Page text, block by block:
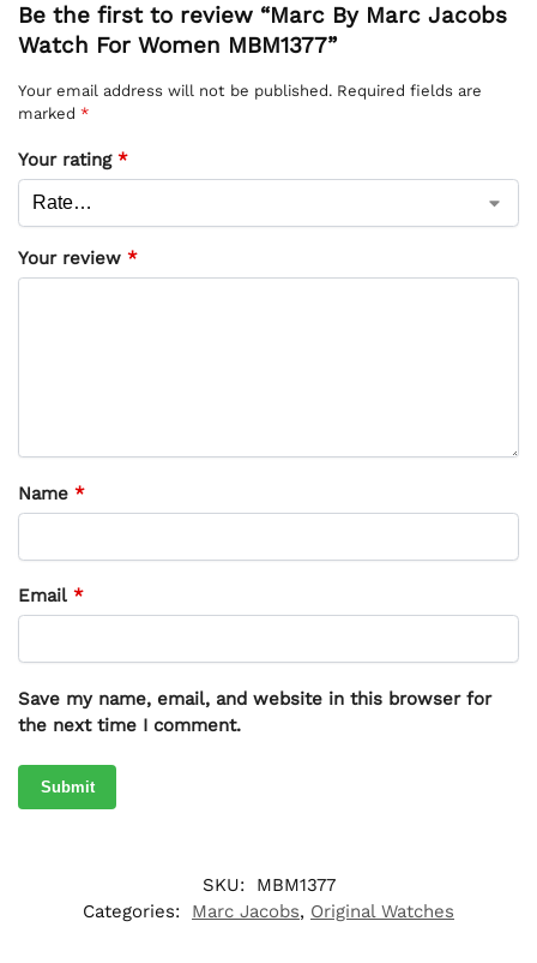
Be the first to review “Marc By Marc Jacobs
Watch For Women MBM1377”
Your email address will not be published. Required fields are
marked *
Your rating *
Your review *
Name *
Email *
Save my name, email, and website in this browser for
the next time I comment.
SKU:
MBM1377
Categories:
Marc Jacobs, Original Watches